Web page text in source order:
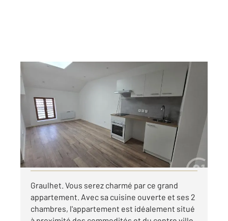
, 3 pièces
Ref : 13653
Appartement T3 à louer
525 €
par mois charges comprises
Visiter le site dédié
Graulhet. Vous serez charmé par ce grand
appartement. Avec sa cuisine ouverte et ses 2
chambres, l'appartement est idéalement situé